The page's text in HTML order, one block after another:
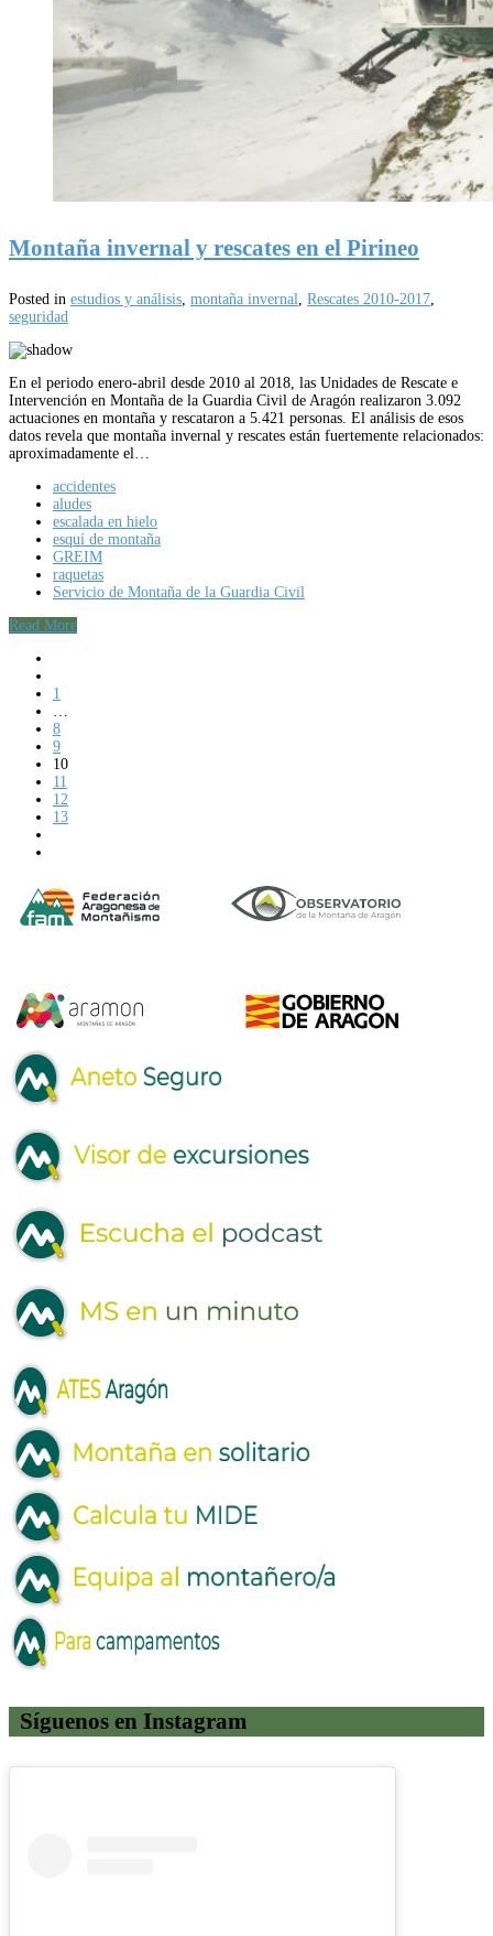
Montaña invernal y rescates en el Pirineo
Posted in estudios y análisis montaña invernal Rescates 2010-2017
seguridad
En el periodo enero-abril desde 2010 al 2018, las Unidades de Rescate e
Intervención en Montaña de la Guardia Civil de Aragón realizaron 3.092
actuaciones en montaña y rescataron a 5.421 personas. El análisis de esos
datos revela que montaña invernal y rescates están fuertemente relacionados:
aproximadamente el…
accidentes
aludes
escalada en hielo
esquí de montaña
GREIM
raquetas
Servicio de Montaña de la Guardia Civil
Read More
1
8
9
10
11
12
13
Síguenos en Instagram